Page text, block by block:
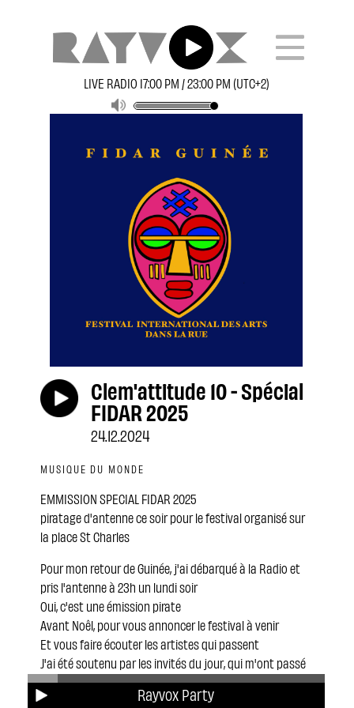
LIVE RADIO 17:00 PM / 23:00 PM (UTC+2)
Rayvox Party
Clem'attitude 10 - Spécial
FIDAR 2025
24.12.2024
MUSIQUE DU MONDE
EMMISSION SPECIAL FIDAR 2025
piratage d'antenne ce soir pour le festival organisé sur
la place St Charles
Pour mon retour de Guinée, j'ai débarqué à la Radio et
pris l'antenne à 23h un lundi soir
Oui, c'est une émission pirate
Avant Noêl, pour vous annoncer le festival à venir
Et vous faire écouter les artistes qui passent
J'ai été soutenu par les invités du jour, qui m'ont passé
un morceau chacun
Merci donc aux animateur de Rayvox: